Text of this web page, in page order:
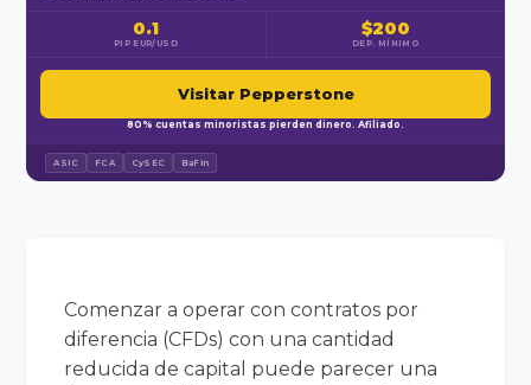
0.1
PIP EUR/USD
$200
DEP. MÍNIMO
Visitar Pepperstone
80% cuentas minoristas pierden dinero. Afiliado.
ASIC FCA CySEC BaFin
Comenzar a operar con contratos por
diferencia (CFDs) con una cantidad
reducida de capital puede parecer una